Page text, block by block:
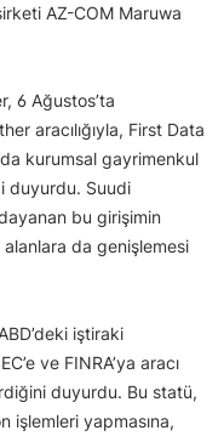
AZ-COM Maruwa
6 Ağustos’ta
aracılığıyla, First Data
kurumsal gayrimenkul
duyurdu. Suudi
bu girişimin
alanlara da genişlemesi
iştiraki
ve FINRA’ya aracı
duyurdu. Bu statü,
işlemleri yapmasına,